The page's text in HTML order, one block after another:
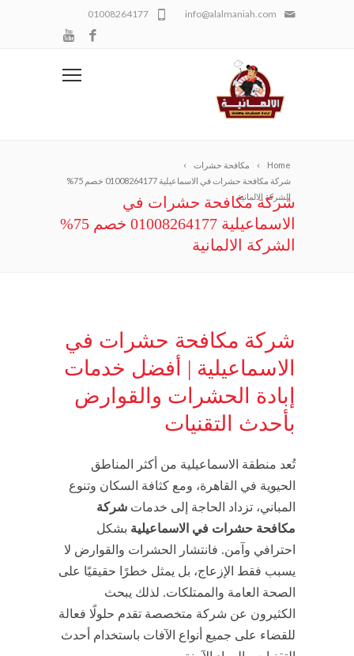
info@alalmaniah.com
01008264177
Home
مكافحة حشرات
شركة مكافحة حشرات في الاسماعيلية 01008264177 خصم 75%
الشركة الالمانية
شركة مكافحة حشرات في
الاسماعيلية 01008264177 خصم 75%
الشركة الالمانية
شركة مكافحة حشرات في
الاسماعيلية | أفضل خدمات
إبادة الحشرات والقوارض
بأحدث التقنيات
تُعد منطقة الاسماعيلية من أكثر المناطق
الحيوية في القاهرة، ومع كثافة السكان وتنوع
المباني، تزداد الحاجة إلى خدمات شركة
مكافحة حشرات في الاسماعيلية بشكل
احترافي وآمن. فانتشار الحشرات والقوارض لا
يسبب فقط الإزعاج، بل يمثل خطرًا حقيقيًا على
الصحة العامة والممتلكات. لذلك يبحث
الكثيرون عن شركة متخصصة تقدم حلولًا فعالة
للقضاء على جميع أنواع الآفات باستخدام أحدث